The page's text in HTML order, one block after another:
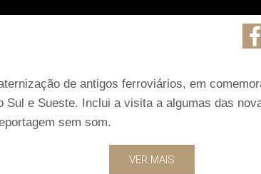
de antigos ferroviários, em
Sul e Sueste. Inclui a visita a algumas das
sem som.
VER MAIS